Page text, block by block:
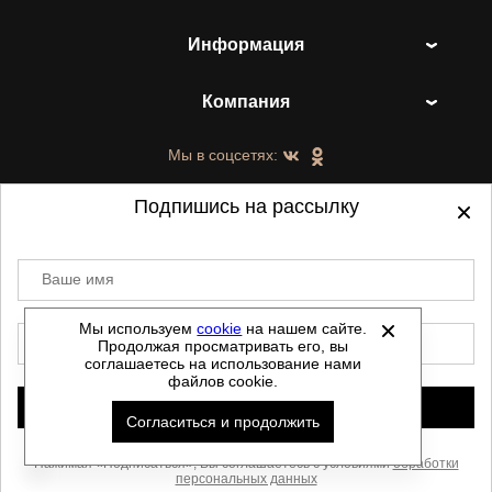
Информация
Компания
Мы в соцсетях:
©2021-2026 - ShoesTown.ru - все права
защищены.
Данный сайт не является интернет магазином и
не является публичной офертой.
Политика обработки персональных данных
Автоматизировано -
Скачать прайс
Мы используемcookie на нашем сайте.
Продолжая просматривать его, вы
соглашаетесь на использование нами
файлов cookie.
Согласиться и продолжить
Подпишись на рассылку
Ваше имя
Нажимая «Подписаться», Вы соглашаетесь с условиямиобработки
персональных данных